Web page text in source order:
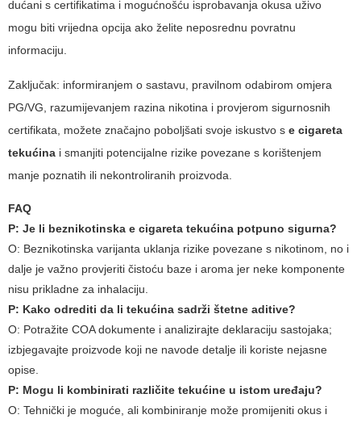
dućani s certifikatima i mogućnošću isprobavanja okusa uživo
mogu biti vrijedna opcija ako želite neposrednu povratnu
informaciju.
Zaključak: informiranjem o sastavu, pravilnom odabirom omjera
PG/VG, razumijevanjem razina nikotina i provjerom sigurnosnih
certifikata, možete značajno poboljšati svoje iskustvo s e cigareta
tekućina i smanjiti potencijalne rizike povezane s korištenjem
manje poznatih ili nekontroliranih proizvoda.
FAQ
P: Je li beznikotinska e cigareta tekućina potpuno sigurna?
O: Beznikotinska varijanta uklanja rizike povezane s nikotinom, no i
dalje je važno provjeriti čistoću baze i aroma jer neke komponente
nisu prikladne za inhalaciju.
P: Kako odrediti da li tekućina sadrži štetne aditive?
O: Potražite COA dokumente i analizirajte deklaraciju sastojaka;
izbjegavajte proizvode koji ne navode detalje ili koriste nejasne
opise.
P: Mogu li kombinirati različite tekućine u istom uređaju?
O: Tehnički je moguće, ali kombiniranje može promijeniti okus i